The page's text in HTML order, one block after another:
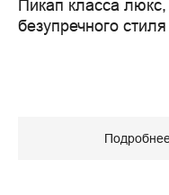
Пикап класса
безупречного